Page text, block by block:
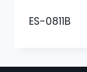
ES-0811B